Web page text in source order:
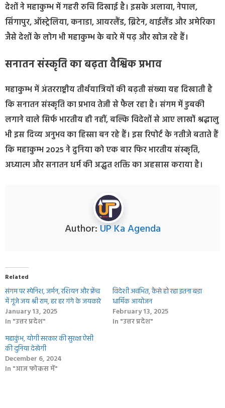
देशों ने महाकुम्भ में गहरी रुचि दिखाई है। इसके अलावा, नेपाल,
सिंगापुर, ऑस्ट्रेलिया, कनाडा, आयरलैंड, ब्रिटेन, थाईलैंड और अमेरिका
जैसे देशों के लोग भी महाकुम्भ के बारे में पढ़ और खोज रहे हैं।
सनातन संस्कृति का बढ़ता वैश्विक प्रभाव
महाकुम्भ में अंतरराष्ट्रीय तीर्थयात्रियों की बढ़ती संख्या यह दिखाती है
कि सनातन संस्कृति का प्रभाव तेजी से फैल रहा है। संगम में डुबकी
लगाने वाले सिर्फ भारतीय ही नहीं, बल्कि विदेशों से आए लाखों श्रद्धालु
भी इस दिव्य अनुभव का हिस्सा बन रहे हैं। इस रिपोर्ट के नतीजे बताते हैं
कि महाकुम्भ 2025 ने दुनिया को एक बार फिर भारतीय संस्कृति,
अध्यात्म और सनातन धर्म की अद्भुत शक्ति का अहसास कराया है।
Author: UP Ka Agenda
Related
संगम पर स्पेनिश, जर्मन, रशियन और फ्रेंच
में गूंजे जय श्री राम, हर हर गंगे के जयकारे
January 13, 2025
In "उत्तर प्रदेश"
विदेशी अचंभित, कैसे हो रहा इतना बडा
धार्मिक आयोजन
February 13, 2025
In "उत्तर प्रदेश"
महाकुंभ, योगी सरकार की सुरक्षा ऐसी
की दुनिया देखेगी
December 6, 2024
In "आज फोकस में"